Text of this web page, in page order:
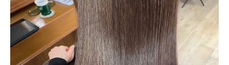
髪悩み解消に役立つ高槻の美容室体験
大人髪悩みを相談できる美容室の雰囲気と
は
美容室で体験できる髪質改善メニュー例紹